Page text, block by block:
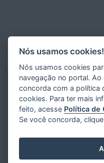
Nós usamos cookies!
Nós usamos cookies
navegação no portal.
concorda com a política
cookies. Para ter mais
feito, acesse Política de
Se você concorda,